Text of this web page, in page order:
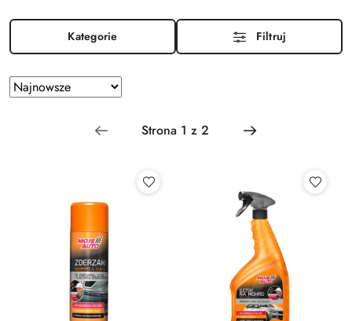
Kategorie Filtruj
Zastosowano
sortowanie:
Sortuj
według